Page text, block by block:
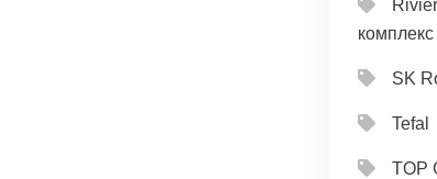
комплекс
SK
Tefal
TOP